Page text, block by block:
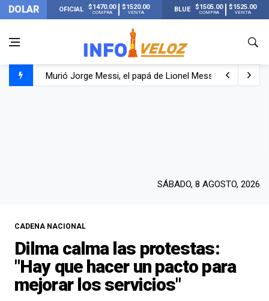
DOLAR OFICIAL $1470.00
COMPRA
$1520.00
VENTA BLUE $1505.00
COMPRA
$1525.00
VENTA
Murió Jorge Messi, el papá de Lionel Messi
SÁBADO, 8 AGOSTO, 2026
CADENA NACIONAL
Dilma calma las protestas:
"Hay que hacer un pacto para
mejorar los servicios"